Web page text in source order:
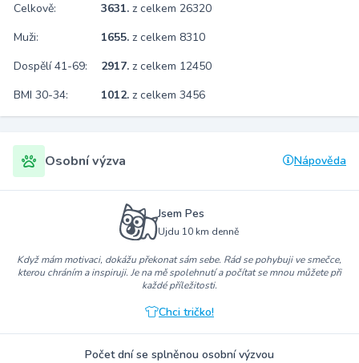
Celkově: 3631. z celkem 26320
Muži:
1655. z celkem 8310
Dospělí 41-69:
2917. z celkem 12450
BMI 30-34:
1012. z celkem 3456
Osobní výzva Nápověda
Jsem Pes
Ujdu 10 km denně
Když mám motivaci, dokážu překonat sám sebe. Rád se pohybuji ve smečce,
kterou chráním a inspiruji. Je na mě spolehnutí a počítat se mnou můžete při
každé příležitosti.
Chci tričko!
Počet dní se splněnou osobní výzvou